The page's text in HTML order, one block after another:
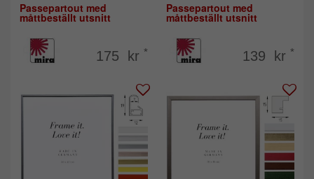
Passepartout med
måttbeställt utsnitt
175 kr *
Passepartout med
måttbeställt utsnitt
139 kr *